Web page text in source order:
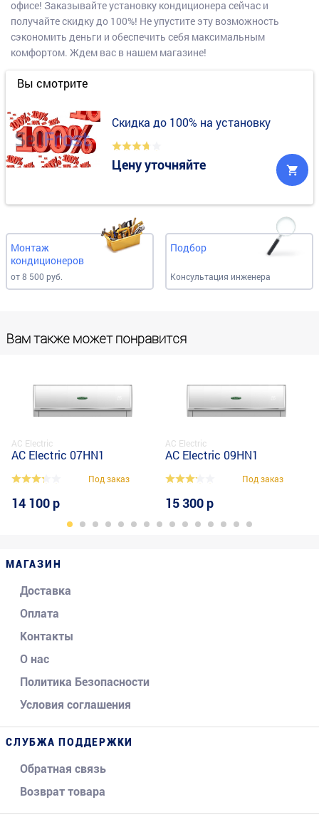
офисе! Заказывайте установку кондиционера сейчас и
получайте скидку до 100%! Не упустите эту возможность
сэкономить деньги и обеспечить себя максимальным
комфортом. Ждем вас в нашем магазине!
Вы смотрите
Скидка до 100% на установку
Цену уточняйте
Монтаж
кондиционеров
от 8 500 руб.
Подбор
Консультация инженера
Вам также может понравится
AC Electric
AC Electric 07HN1
Под заказ
14 100 р
AC Electric
AC Electric 09HN1
Под заказ
15 300 р
МАГАЗИН
Доставка
Оплата
Контакты
О нас
Политика Безопасности
Условия соглашения
СЛУБЖА ПОДДЕРЖКИ
Обратная связь
Возврат товара